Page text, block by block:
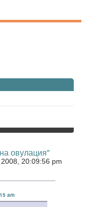
овулация"
20:09:56 pm
am